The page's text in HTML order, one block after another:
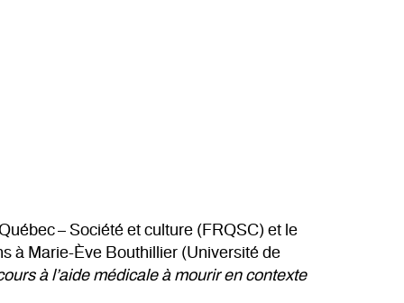
– Société et culture (FRQSC) et le
à Marie-Ève Bouthillier (Université de
à l’aide médicale à mourir en contexte